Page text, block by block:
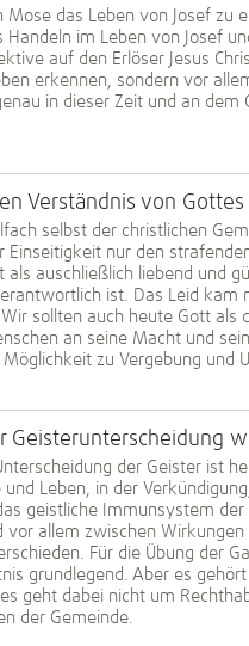
das Leben von Josef zu
im Leben von Josef
auf den Erlöser Jesus
erkennen, sondern vor
in dieser Zeit und an dem
Verständnis von Gottes
selbst der christlichen
nur den
auschließlich liebend und
ist. Das Leid kam
sollten auch heute Gott als
an seine Macht und
zu Vergebung und
Geisterunterscheidung
der Geister ist
Leben, in der
geistliche Immunsystem
allem zwischen Wirkungen
Für die Übung der
grundlegend. Aber es
geht dabei nicht um
der Gemeinde.